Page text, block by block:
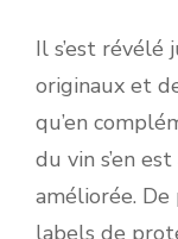
Il s’est révélé
originaux et
qu’en
du vin s’en
améliorée.
labels de